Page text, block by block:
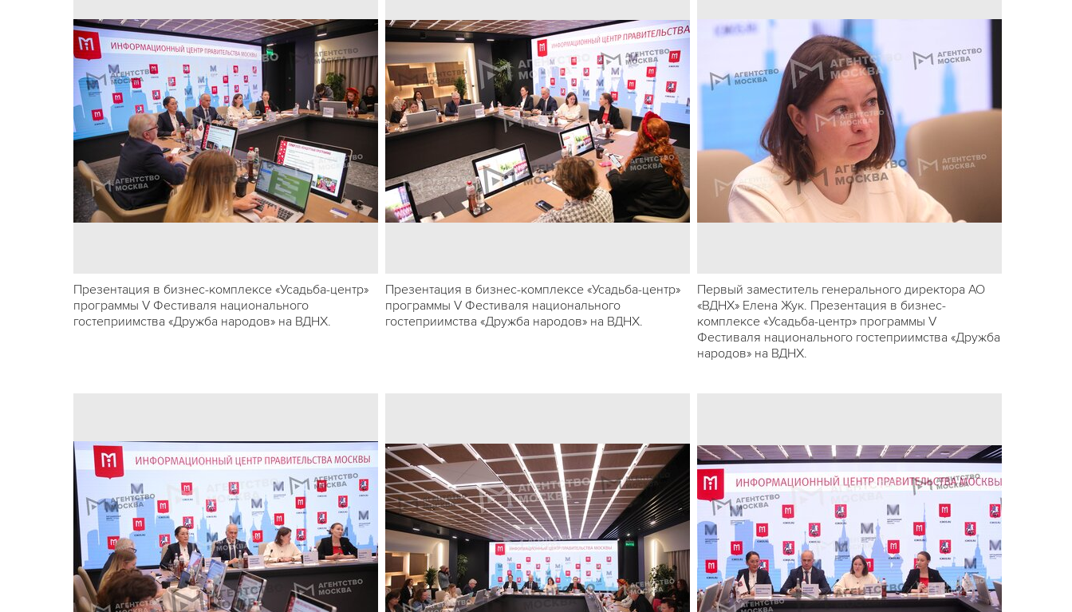
Презентация в бизнес-комплексе «Усадьба-центр»
программы V Фестиваля национального
гостеприимства «Дружба народов» на ВДНХ.
Презентация в бизнес-комплексе «Усадьба-центр»
программы V Фестиваля национального
гостеприимства «Дружба народов» на ВДНХ.
Первый заместитель генерального директора АО
«ВДНХ» Елена Жук. Презентация в бизнес-
комплексе «Усадьба-центр» программы V
Фестиваля национального гостеприимства «Дружба
народов» на ВДНХ.